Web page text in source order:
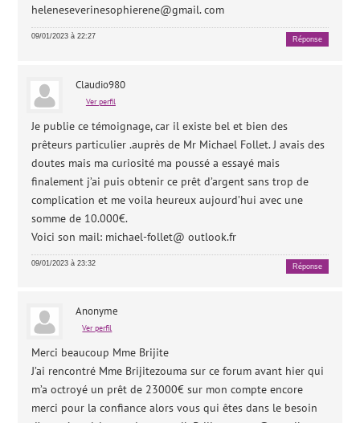
heleneseverinesophierene@gmail. com
09/01/2023 à 22:27 Réponse
Claudio980
Ver perfil
Je publie ce témoignage, car il existe bel et bien des
prêteurs particulier .auprès de Mr Michael Follet. J avais des
doutes mais ma curiosité ma poussé a essayé mais
finalement j’ai puis obtenir ce prêt d’argent sans trop de
complication et me voila heureux aujourd’hui avec une
somme de 10.000€.
Voici son mail: michael-follet@ outlook.fr
09/01/2023 à 23:32 Réponse
Anonyme
Ver perfil
Merci beaucoup Mme Brijite
J’ai rencontré Mme Brijitezouma sur ce forum avant hier qui
m’a octroyé un prêt de 23000€ sur mon compte encore
merci pour la confiance alors vous qui êtes dans le besoin